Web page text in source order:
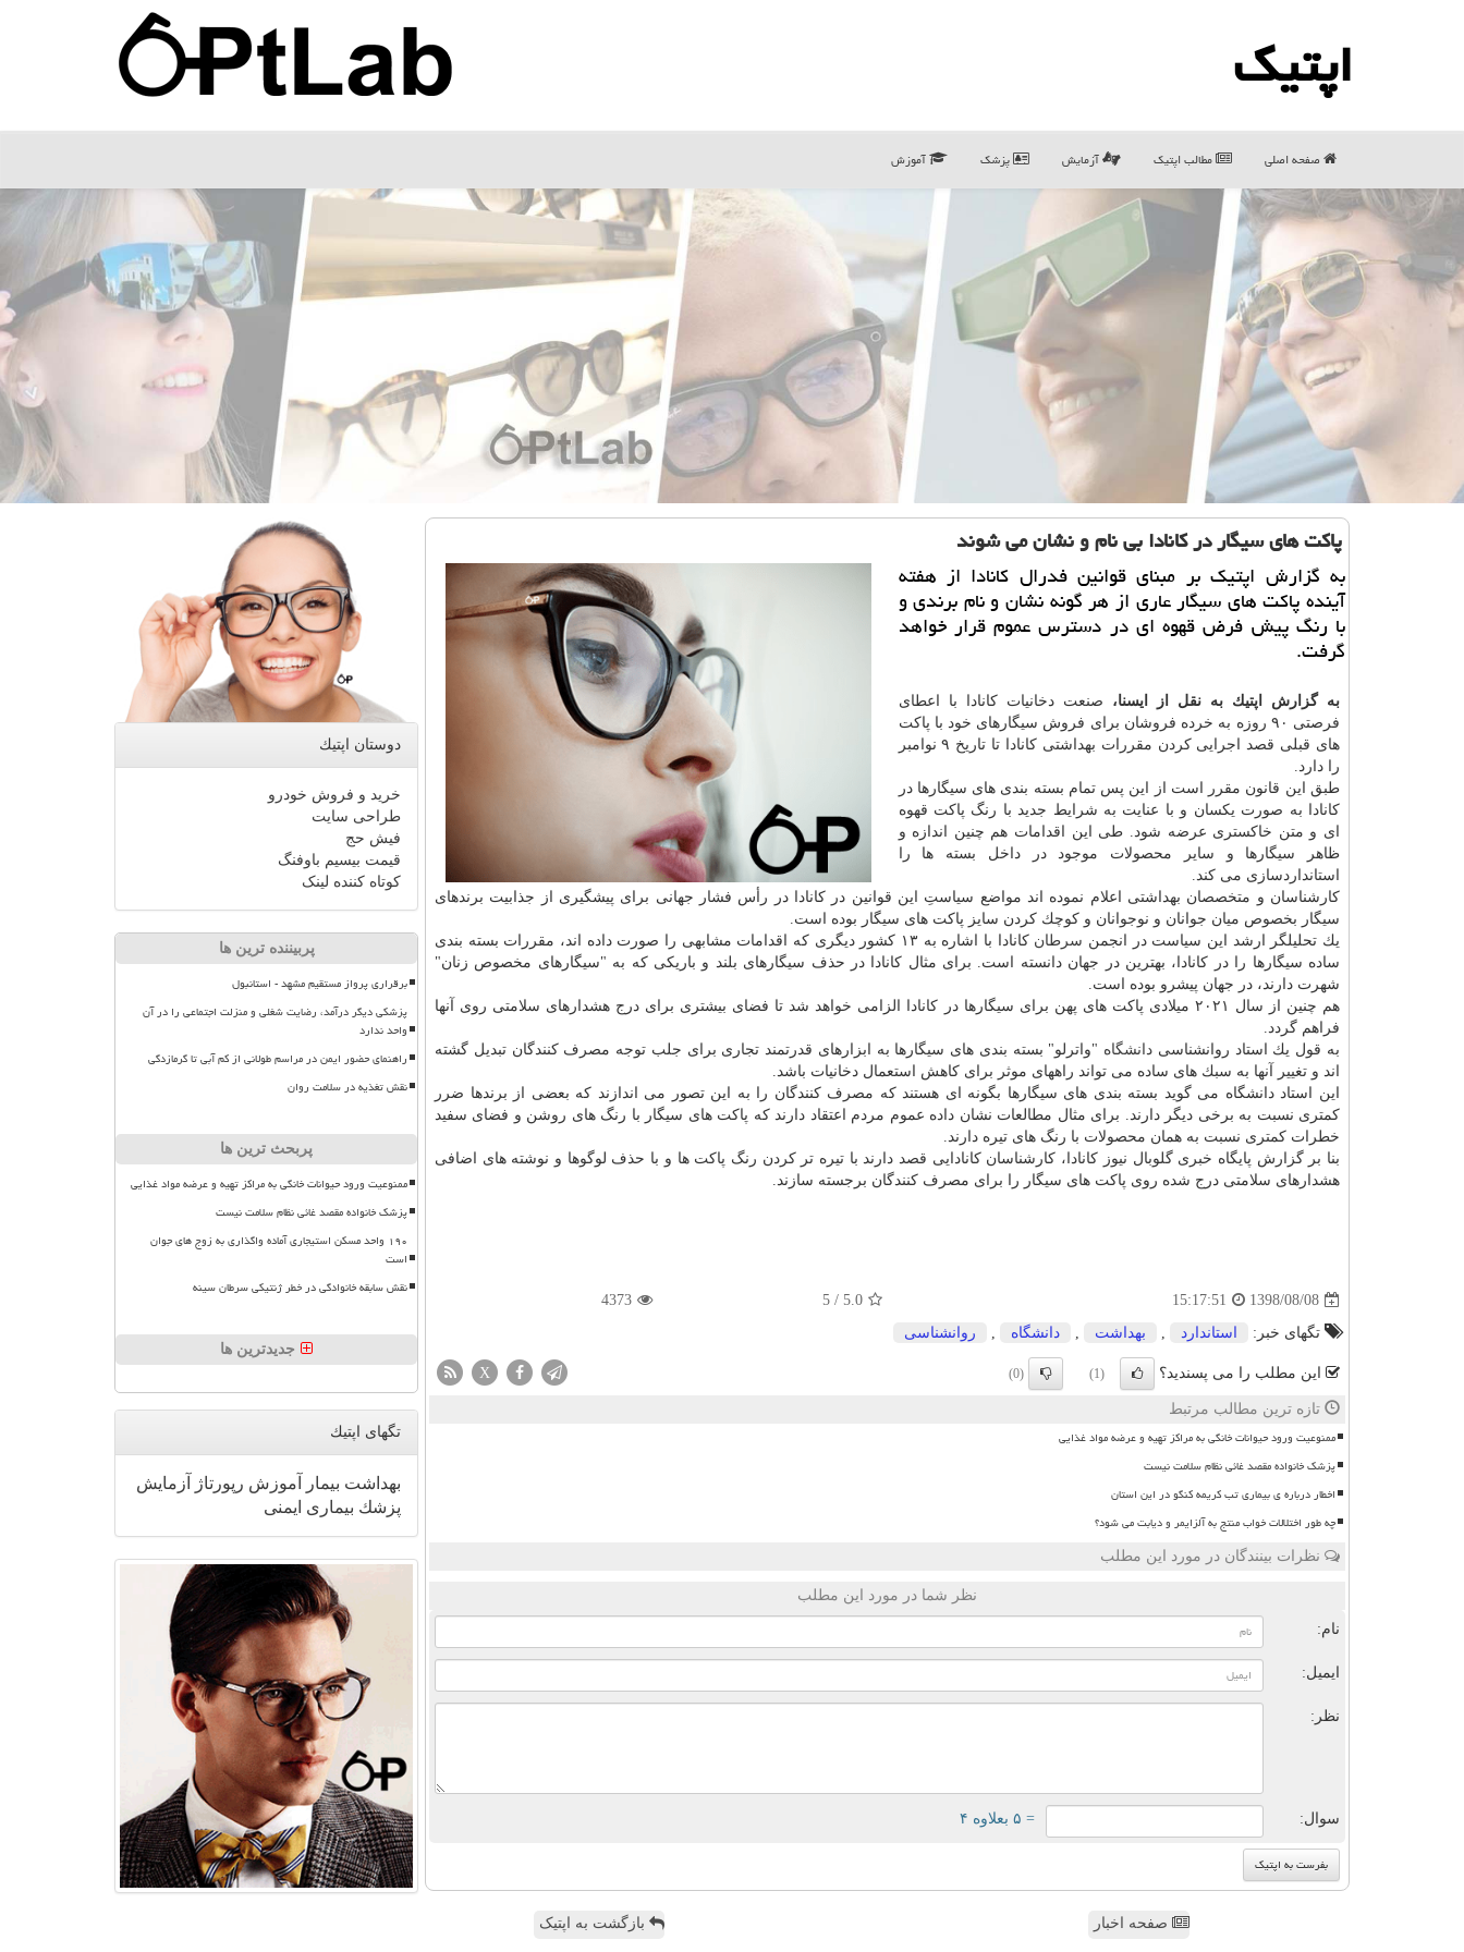
اپتیك
صفحه اصلی مطالب اپتیك آزمایش پزشک آموزش
پاكت های سیگار در كانادا بی نام و نشان می شوند
به گزارش اپتیك بر مبنای قوانین فدرال كانادا از هفته
آینده پاكت های سیگار عاری از هر گونه نشان و نام برندی و
با رنگ پیش فرض قهوه ای در دسترس عموم قرار خواهد
گرفت.
به گزارش اپتیك به نقل از ایسنا، صنعت دخانیات كانادا با اعطای
فرصتی ۹۰ روزه به خرده فروشان برای فروش سیگارهای خود با پاكت
های قبلی قصد اجرایی كردن مقررات بهداشتی كانادا تا تاریخ ۹ نوامبر
را دارد.
طبق این قانون مقرر است از این پس تمام بسته بندی های سیگارها در
كانادا به صورت یكسان و با عنایت به شرایط جدید با رنگ پاكت قهوه
ای و متن خاكستری عرضه شود. طی این اقدامات هم چنین اندازه و
ظاهر سیگارها و سایر محصولات موجود در داخل بسته ها را
استانداردسازی می كند.
كارشناسان و متخصصان بهداشتی اعلام نموده اند مواضع سیاستِ این قوانین در كانادا در رأس فشار جهانی برای پیشگیری از جذابیت برندهای
سیگار بخصوص میان جوانان و نوجوانان و كوچك كردن سایز پاكت های سیگار بوده است.
یك تحلیلگر ارشد این سیاست در انجمن سرطان
كانادا با اشاره به ۱۳ كشور دیگری كه اقدامات مشابهی را صورت داده اند، مقررات بسته بندی
ساده سیگارها را در كانادا، بهترین در جهان دانسته است. برای مثال كانادا در حذف سیگارهای بلند و باریكی كه به "سیگارهای مخصوص زنان"
شهرت دارند، در جهان پیشرو بوده است.
هم چنین از سال ۲۰۲۱ میلادی پاكت های پهن برای سیگارها در كانادا الزامی خواهد شد تا فضای بیشتری برای درج هشدارهای سلامتی روی آنها
فراهم گردد.
به قول یك استاد روانشناسی دانشگاه "واترلو" بسته بندی های سیگارها به ابزارهای قدرتمند تجاری برای جلب توجه مصرف كنندگان تبدیل گشته
اند و تغییر آنها به سبك های ساده می تواند راههای موثر برای كاهش استعمال دخانیات باشد.
این استاد دانشگاه می گوید بسته بندی های سیگارها بگونه ای هستند كه مصرف كنندگان را به این تصور می اندازند كه بعضی از برندها ضرر
كمتری نسبت به برخی دیگر دارند. برای مثال مطالعات نشان داده عموم مردم اعتقاد دارند كه پاكت های سیگار با رنگ های روشن و فضای سفید
خطرات كمتری نسبت به همان محصولات با رنگ های تیره دارند.
بنا بر گزارش پایگاه خبری گلوبال نیوز كانادا، كارشناسان كانادایی قصد دارند با تیره تر كردن رنگ پاكت ها و با حذف لوگوها و نوشته های اضافی
هشدارهای سلامتی درج شده روی پاكت های سیگار را برای مصرف كنندگان برجسته سازند.
1398/08/08
15:17:51
5.0
/
5
4373
تگهای خبر: استاندارد , بهداشت , دانشگاه , روانشناسی
این مطلب را می پسندید؟ (1)
(0)
X
تازه ترین مطالب مرتبط
ممنوعیت ورود حیوانات خانگی به مراکز تهیه و عرضه مواد غذایی
پزشک خانواده مقصد غائی نظام سلامت نیست
اخطار درباره ی بیماری تب کریمه کنگو در این استان
چه طور اختلالات خواب منتج به آلزایمر و دیابت می شود؟
نظرات بینندگان در مورد این مطلب
نظر شما در مورد این مطلب
نام:
ایمیل:
نظر:
سوال: = ۵ بعلاوه ۴
دوستان اپتیك
خرید و فروش خودرو
طراحی سایت
فیش حج
قیمت بیسیم باوفنگ
کوتاه کننده لینک
پربیننده ترین ها
برقراری پرواز مستقیم مشهد - استانبول
پزشکی دیگر درآمد، رضایت شغلی و منزلت اجتماعی را در آن
واحد ندارد
راهنمای حضور ایمن در مراسم طولانی از کم آبی تا گرمازدگی
نقش تغذیه در سلامت روان
پربحث ترین ها
ممنوعیت ورود حیوانات خانگی به مراکز تهیه و عرضه مواد غذایی
پزشک خانواده مقصد غائی نظام سلامت نیست
۱۹۰ واحد مسکن استیجاری آماده واگذاری به زوج های جوان
است
نقش سابقه خانوادگی در خطر ژنتیکی سرطان سینه
جدیدترین ها
تگهای اپتیك
بهداشت بیمار آموزش رپورتاژ
آزمایش
پزشك بیماری ایمنی
صفحه اخبار بازگشت به اپتیک